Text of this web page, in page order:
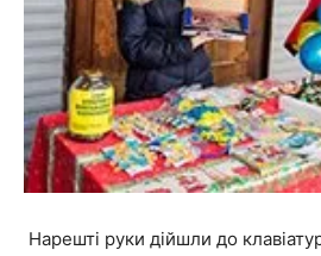
Нарешті руки дійшли до